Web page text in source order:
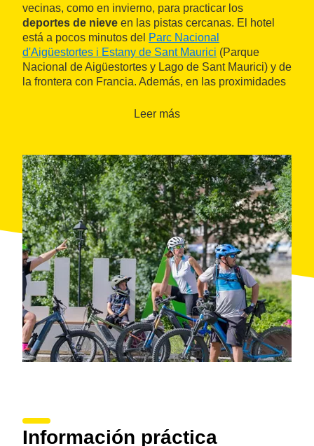
vecinas, como en invierno, para practicar los
deportes de nieve en las pistas cercanas. El hotel
está a pocos minutos del Parc Nacional
d'Aigüestortes i Estany de Sant Maurici (Parque
Nacional de Aigüestortes y Lago de Sant Maurici) y de
la frontera con Francia. Además, en las proximidades
la pesca, el ciclismo o la equitación.
Leer más
Información práctica